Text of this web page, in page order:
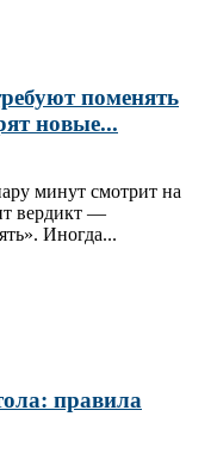
поменять
новые...
минут смотрит на
вердикт —
Иногда...
правила